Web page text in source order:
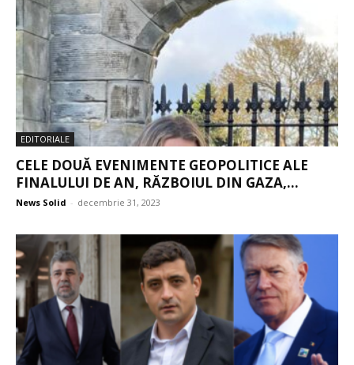
EDITORIALE
CELE DOUĂ EVENIMENTE GEOPOLITICE ALE
FINALULUI DE AN, RĂZBOIUL DIN GAZA,...
News Solid - decembrie 31, 2023